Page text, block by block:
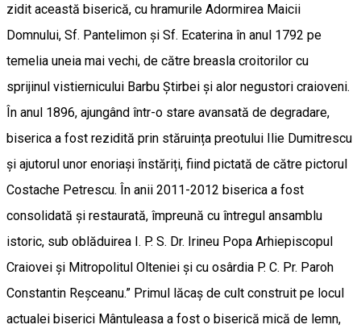
zidit această biserică, cu hramurile Adormirea Maicii
Domnului, Sf. Pantelimon și Sf. Ecaterina în anul 1792 pe
temelia uneia mai vechi, de către breasla croitorilor cu
sprijinul vistiernicului Barbu Știrbei și alor negustori craioveni.
În anul 1896, ajungând într-o stare avansată de degradare,
biserica a fost rezidită prin stăruința preotului Ilie Dumitrescu
și ajutorul unor enoriași înstăriți, fiind pictată de către pictorul
Costache Petrescu. În anii 2011-2012 biserica a fost
consolidată și restaurată, împreună cu întregul ansamblu
istoric, sub oblăduirea I. P. S. Dr. Irineu Popa Arhiepiscopul
Craiovei și Mitropolitul Olteniei și cu osârdia P. C. Pr. Paroh
Constantin Reșceanu.” Primul lăcaș de cult construit pe locul
actualei biserici Mântuleasa a fost o biserică mică de lemn,